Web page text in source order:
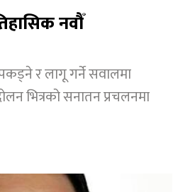
नवौँ
र लागू गर्ने सवालमा
भित्रको सनातन प्रचलनमा